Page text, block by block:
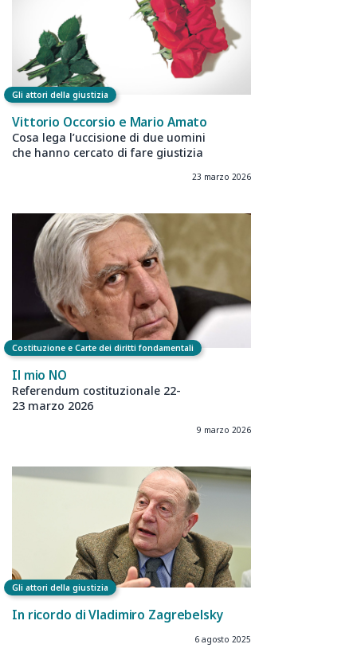
Gli attori della giustizia
Vittorio Occorsio e Mario Amato
Cosa lega l’uccisione di due uomini
che hanno cercato di fare giustizia
23 marzo 2026
Costituzione e Carte dei diritti fondamentali
Il mio NO
Referendum costituzionale 22-
23 marzo 2026
9 marzo 2026
Gli attori della giustizia
In ricordo di Vladimiro Zagrebelsky
6 agosto 2025